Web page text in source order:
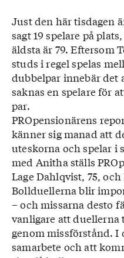
Just den här tisdagen
sagt 19 spelare på
äldsta är 79. Eftersom
studs i regel spelas
dubbelpar innebär det
saknas en spelare för
par.
PROpensionärens
känner sig manad att
uteskorna och spelar i
med Anitha ställs
Lage Dahlqvist, 75, och
Bollduellerna blir
– och missarna desto
vanligare att
genom missförstånd.
samarbete och att